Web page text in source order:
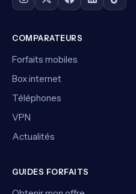
COMPARATEURS
Forfaits mobiles
Box internet
Téléphones
VPN
Actualités
GUIDES FORFAITS